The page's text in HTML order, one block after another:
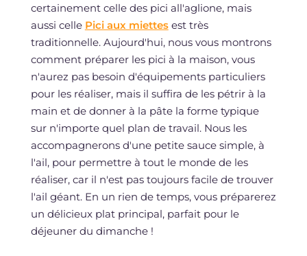
certainement celle des pici all'aglione, mais
aussi celle Pici aux miettesest très
traditionnelle. Aujourd'hui, nous vous montrons
comment préparer les pici à la maison, vous
n'aurez pas besoin d'équipements particuliers
pour les réaliser, mais il suffira de les pétrir à la
main et de donner à la pâte la forme typique
sur n'importe quel plan de travail. Nous les
accompagnerons d'une petite sauce simple, à
l'ail, pour permettre à tout le monde de les
réaliser, car il n'est pas toujours facile de trouver
l'ail géant. En un rien de temps, vous préparerez
un délicieux plat principal, parfait pour le
déjeuner du dimanche !